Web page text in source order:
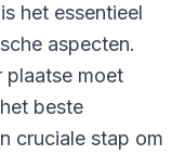
het essentieel
aspecten.
plaatse moet
beste
cruciale stap om